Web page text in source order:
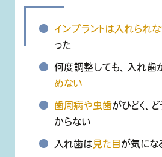
インプラントは入れられ
った
何度調整しても、入れ歯
めない
歯周病や虫歯がひどく、
からない
入れ歯は見た目 が気にな